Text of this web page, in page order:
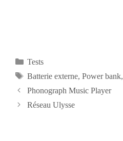
Catégories
Tests
Étiquettes
Batterie externe, Power bank,
Navigation
des
Phonograph Music Player
Réseau Ulysse